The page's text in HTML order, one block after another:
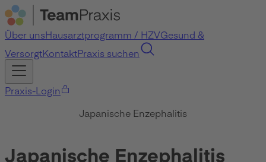
Über unsHausarztprogramm / HZVGesund &
VersorgtKontaktPraxis suchen
Praxis-Login
Japanische Enzephalitis
Japanische Enzephalitis